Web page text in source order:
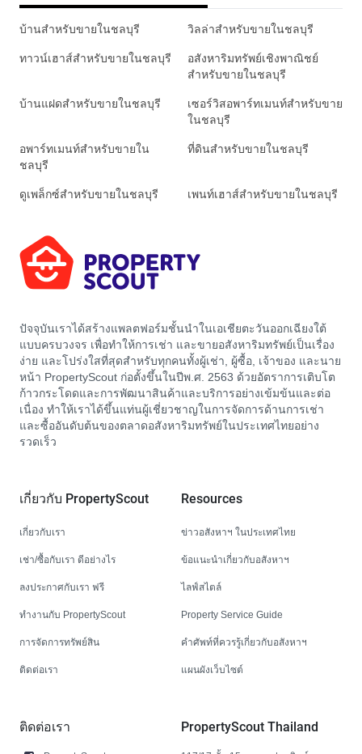
บ้านสำหรับขายในชลบุรี วิลล่าสำหรับขายในชลบุรี
ทาวน์เฮาส์สำหรับขายในชลบุรี
อสังหาริมทรัพย์เชิงพาณิชย์
สำหรับขายในชลบุรี
บ้านแฝดสำหรับขายในชลบุรี
เซอร์วิสอพาร์ทเมนท์สำหรับขาย
ในชลบุรี
อพาร์ทเมนท์สำหรับขายใน
ชลบุรี
ที่ดินสำหรับขายในชลบุรี
ดูเพล็กซ์สำหรับขายในชลบุรี เพนท์เฮาส์สำหรับขายในชลบุรี
ปัจจุบันเราได้สร้างแพลตฟอร์มชั้นนำในเอเชียตะวันออกเฉียงใต้
แบบครบวงจร เพื่อทำให้การเช่า และขายอสังหาริมทรัพย์เป็นเรื่อง
ง่าย และโปร่งใสที่สุดสำหรับทุกคนทั้งผู้เช่า, ผู้ซื้อ, เจ้าของ และนาย
หน้า PropertyScout ก่อตั้งขึ้นในปีพ.ศ. 2563 ด้วยอัตราการเติบโต
ก้าวกระโดดและการพัฒนาสินค้าและบริการอย่างเข้มข้นและต่อ
เนื่อง ทำให้เราได้ขึ้นแท่นผู้เชี่ยวชาญในการจัดการด้านการเช่า
และซื้ออันดับต้นของตลาดอสังหาริมทรัพย์ในประเทศไทยอย่าง
รวดเร็ว
เกี่ยวกับ PropertyScout
เกี่ยวกับเรา
เช่า/ซื้อกับเรา ดีอย่างไร
ลงประกาศกับเรา ฟรี
ทำงานกับ PropertyScout
การจัดการทรัพย์สิน
ติดต่อเรา
Resources
ข่าวอสังหาฯ ในประเทศไทย
ข้อแนะนำเกี่ยวกับอสังหาฯ
ไลฟ์สไตล์
Property Service Guide
คำศัพท์ที่ควรรู้เกี่ยวกับอสังหาฯ
แผนผังเว็บไซต์
ติดต่อเรา PropertyScout Thailand